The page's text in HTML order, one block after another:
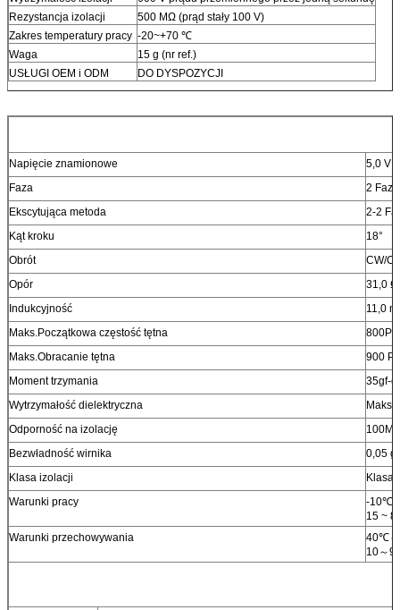
Rezystancja izolacji
500 MΩ (prąd stały 100 V)
Zakres temperatury pracy -20~+70 ℃
Waga
15 g (nr ref.)
USŁUGI OEM i ODM
DO DYSPOZYCJI
Napięcie znamionowe
5,0 V
Faza
2 Faza
Ekscytująca metoda
2-2
Kąt kroku
18°
Obrót
CW/
Opór
31,0 Ω
Indukcyjność
11,0
Maks.Początkowa częstość tętna
Maks.Obracanie tętna
900
Moment trzymania
35gf-
Wytrzymałość dielektryczna
Maks.
Odporność na izolację
Bezwładność wirnika
0,05
Klasa izolacji
Klasa
Warunki pracy
-10℃
15 ~
Warunki przechowywania
40℃～
10～